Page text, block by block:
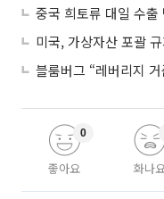
좋아요
0
화나